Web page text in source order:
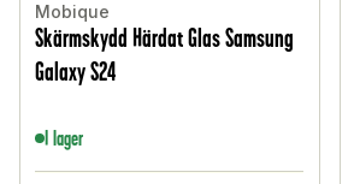
Mobique
Skärmskydd Härdat Glas Samsung
Galaxy S24
I lager